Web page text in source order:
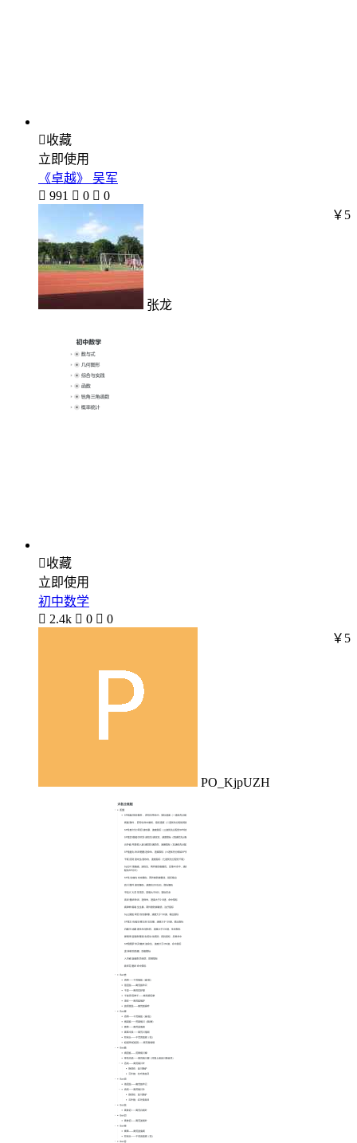
收藏
立即使用
《卓越》 吴军
 991  0  0
张龙
￥5
收藏
立即使用
初中数学
 2.4k  0  0
PO_KjpUZH
￥5